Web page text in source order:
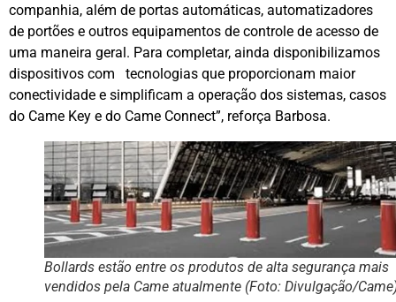
companhia, além de portas automáticas, automatizadores
de portões e outros equipamentos de controle de acesso de
uma maneira geral. Para completar, ainda disponibilizamos
dispositivos com tecnologias que proporcionam maior
conectividade e simplificam a operação dos sistemas, casos
do Came Key e do Came Connect”, reforça Barbosa.
Bollards estão entre os produtos de alta segurança mais
vendidos pela Came atualmente (Foto: Divulgação/